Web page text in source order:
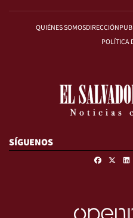
QUIÉNES SOMOSDIRECCIÓN
POLÍTICA
SÍGUENOS
Facebook